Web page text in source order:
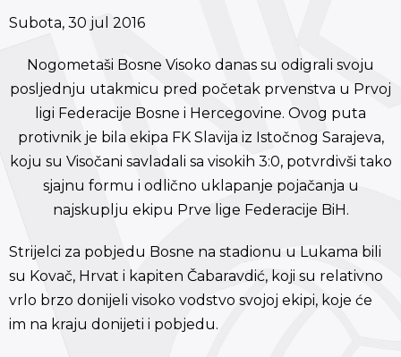
Subota, 30 jul 2016
Nogometaši Bosne Visoko danas su odigrali svoju
posljednju utakmicu pred početak prvenstva u Prvoj
ligi Federacije Bosne i Hercegovine. Ovog puta
protivnik je bila ekipa FK Slavija iz Istočnog Sarajeva,
koju su Visočani savladali sa visokih 3:0, potvrdivši tako
sjajnu formu i odlično uklapanje pojačanja u
najskuplju ekipu Prve lige Federacije BiH.
Strijelci za pobjedu Bosne na stadionu u Lukama bili
su Kovač, Hrvat i kapiten Čabaravdić, koji su relativno
vrlo brzo donijeli visoko vodstvo svojoj ekipi, koje će
im na kraju donijeti i pobjedu.